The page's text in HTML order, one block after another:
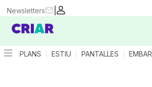
|
Newsletters
PLANS ESTIU PANTALLES